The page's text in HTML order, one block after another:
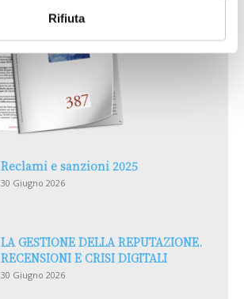
Rifiuta
Reclami e sanzioni 2025
30 Giugno 2026
LA GESTIONE DELLA REPUTAZIONE.
RECENSIONI E CRISI DIGITALI
30 Giugno 2026